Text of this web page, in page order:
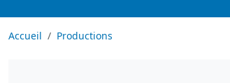
Accueil Productions